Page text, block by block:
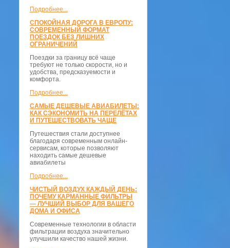
Подробнее...
СПОКОЙНАЯ ДОРОГА В ЕВРОПУ:
СОВРЕМЕННЫЙ ФОРМАТ
ПОЕЗДОК БЕЗ ЛИШНИХ
ОГРАНИЧЕНИЙ
Поездки за границу всё чаще
требуют не только скорости, но и
удобства, предсказуемости и
комфорта.
Подробнее...
САМЫЕ ДЕШЕВЫЕ АВИАБИЛЕТЫ:
КАК СЭКОНОМИТЬ НА ПЕРЕЛЁТАХ
И ПУТЕШЕСТВОВАТЬ ЧАЩЕ
Путешествия стали доступнее
благодаря современным онлайн-
сервисам, которые позволяют
находить самые дешевые
авиабилеты
Подробнее...
ЧИСТЫЙ ВОЗДУХ КАЖДЫЙ ДЕНЬ:
ПОЧЕМУ КАРМАННЫЕ ФИЛЬТРЫ
— ЛУЧШИЙ ВЫБОР ДЛЯ ВАШЕГО
ДОМА И ОФИСА
Современные технологии в области
фильтрации воздуха значительно
улучшили качество нашей жизни.